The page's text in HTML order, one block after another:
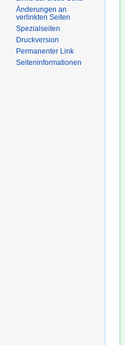
Änderungen an
verlinkten Seiten
Spezialseiten
Druckversion
Permanenter Link
Seiten­­informationen